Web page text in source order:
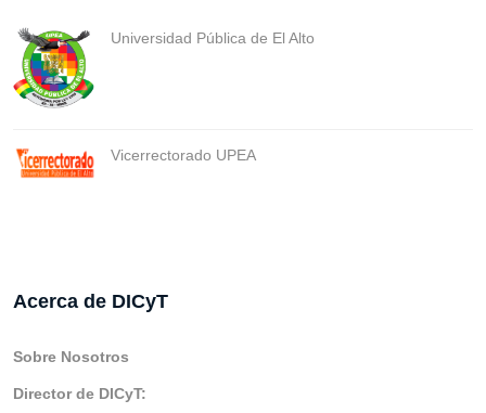
Universidad Pública de El Alto
Vicerrectorado UPEA
Acerca de DICyT
Sobre Nosotros
Director de DICyT: